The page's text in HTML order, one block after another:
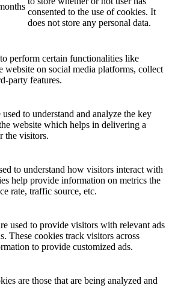
consented to the use of cookies. It
does not store any personal data.
perform certain functionalities like
website on social media platforms, collect
party features.
to understand and analyze the key
website which helps in delivering a
the visitors.
to understand how visitors interact with
help provide information on metrics the
rate, traffic source, etc.
used to provide visitors with relevant ads
These cookies track visitors across
to provide customized ads.
are those that are being analyzed and